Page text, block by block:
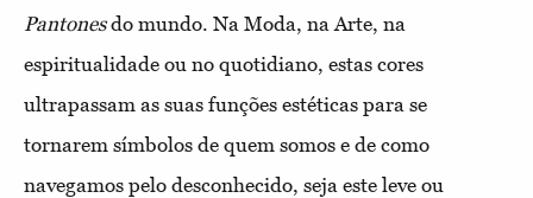
Pantonesdo mundo. Na Moda, na Arte, na
espiritualidade ou no quotidiano, estas cores
ultrapassam as suas funções estéticas para se
tornarem símbolos de quem somos e de como
navegamos pelo desconhecido, seja este leve ou